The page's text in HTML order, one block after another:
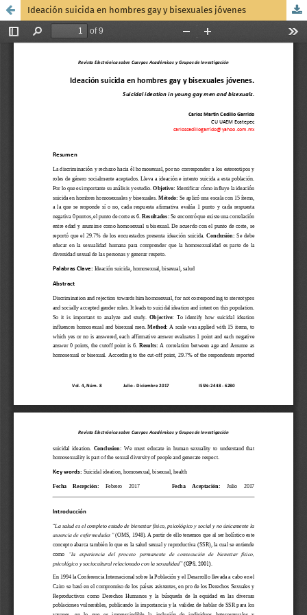
Ideación suicida en hombres gay y bisexuales jóvenes